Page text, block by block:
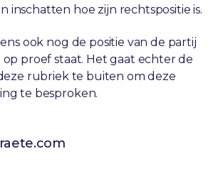
inschatten hoe zijn rechtspositie is.
ook nog de positie van de partij
proef staat. Het gaat echter de
rubriek te buiten om deze
te besproken.